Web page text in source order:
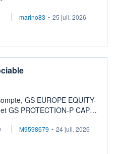
marino83 • 25 juil. 2026
GS EUROPE EQUITY-
GS PROTECTION-P CAP
signale ...
M9598679 • 24 juil. 2026